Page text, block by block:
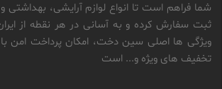
شما فراهم است تا انواع لوازم آرایشی، بهداشتی
ثبت سفارش کرده و به آسانی در هر نقطه از
ویژگی ها اصلی سین دخت، امکان پرداخت امن با
تخفیف های ویژه و... است